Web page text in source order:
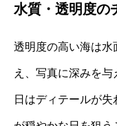
水質・透明度の
透明度の高い海は水
え、写真に深みを
日はディテールが